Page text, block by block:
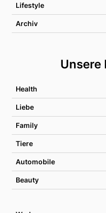
Lifestyle
Archiv
Unsere
Health
Liebe
Family
Tiere
Automobile
Beauty